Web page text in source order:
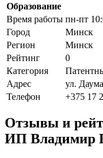
Образование
Время работы пн-пт
Город
Минск
Регион
Минск
Рейтинг
0
Категория
Адрес
ул.
Телефон
+375 17
Отзывы и
ИП Владимир